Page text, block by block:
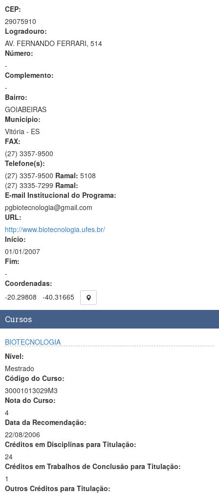
CEP:
29075910
Logradouro:
AV. FERNANDO FERRARI, 514
Número:
-
Complemento:
-
Bairro:
GOIABEIRAS
Município:
Vitória - ES
FAX:
(27) 3357-9500
Telefone(s):
(27) 3357-9500 Ramal: 5108
(27) 3335-7299 Ramal:
E-mail Institucional do Programa:
pgbiotecnologia@gmail.com
URL:
http://www.biotecnologia.ufes.br/
Início:
01/01/2007
Fim:
-
Coordenadas:
-20.29808
-40.31665
Cursos
BIOTECNOLOGIA
Nível:
Mestrado
Código do Curso:
30001013029M3
Nota do Curso:
4
Data da Recomendação:
22/08/2006
Créditos em Disciplinas para Titulação:
24
Créditos em Trabalhos de Conclusão para Titulação:
1
Outros Créditos para Titulação: